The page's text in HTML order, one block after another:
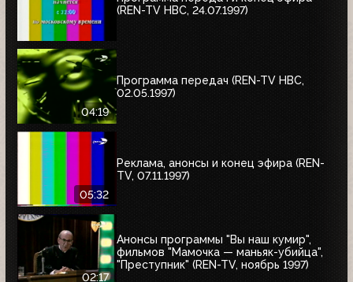
(REN-TV НВС, 24.07.1997)
04:19
Программа передач (REN-TV НВС,
02.05.1997)
05:32
Реклама, анонсы и конец эфира (REN-
TV, 07.11.1997)
02:17
Анонсы программы "Вы наш кумир",
фильмов "Мамочка — маньяк-убийца",
"Преступник" (REN-TV, ноябрь 1997)